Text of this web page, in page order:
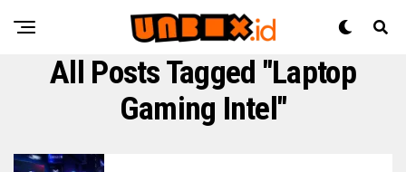
All Posts Tagged "Laptop
Gaming Intel"